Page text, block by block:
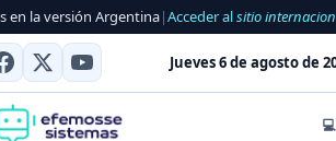
en la versión Argentina|Acceder alsitio
Jueves 6 de agosto de
💻